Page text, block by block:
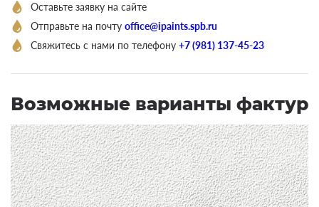
Оставьте заявку на сайте
Отправьте на почту office@ipaints.spb.ru
Свяжитесь с нами по телефону +7 (981) 137-45-23
Возможные варианты фактур